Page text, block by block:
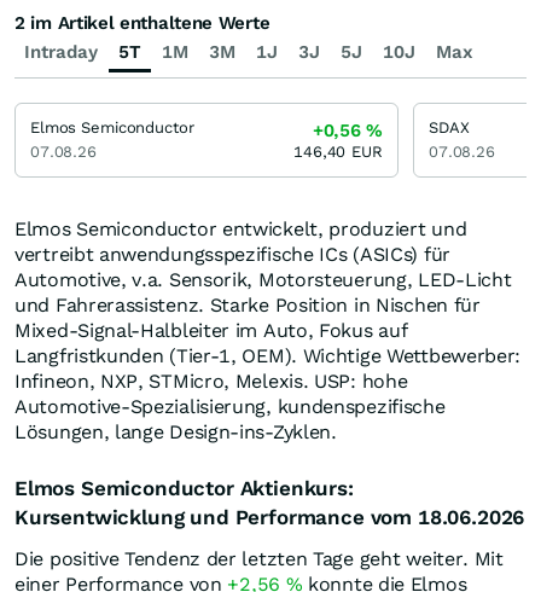
Elmos Semiconductor entwickelt, produziert und
vertreibt anwendungsspezifische ICs (ASICs) für
Automotive, v.a. Sensorik, Motorsteuerung, LED-Licht
und Fahrerassistenz. Starke Position in Nischen für
Mixed-Signal-Halbleiter im Auto, Fokus auf
Langfristkunden (Tier-1, OEM). Wichtige Wettbewerber:
Infineon, NXP, STMicro, Melexis. USP: hohe
Automotive-Spezialisierung, kundenspezifische
Lösungen, lange Design-ins-Zyklen.
Elmos Semiconductor Aktienkurs:
Kursentwicklung und Performance vom 18.06.2026
Die positive Tendenz der letzten Tage geht weiter. Mit
einer Performance von +2,56 % konnte die Elmos
Intraday 5T 1M 3M 1J 3J 5J 10J Max
2 im Artikel enthaltene Werte
Elmos Semiconductor
07.08.26
+0,56%
146,40 EUR
SDAX
07.08.26